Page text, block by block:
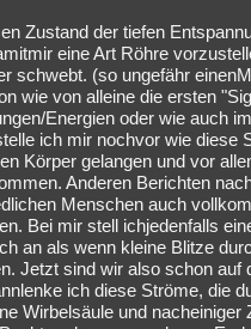
Zustand der tiefen
eine Art Röhre
schwebt. (so ungefähr
wie von alleine die ersten
Energien oder wie auch
ich mir nochvor wie diese
Körper gelangen und vor
Anderen Berichten
Menschen auch
Bei mir stell ichjedenfalls
an als wenn kleine Blitze
Jetzt sind wir also schon auf
ich diese Ströme, die
Wirbelsäule und nacheiniger